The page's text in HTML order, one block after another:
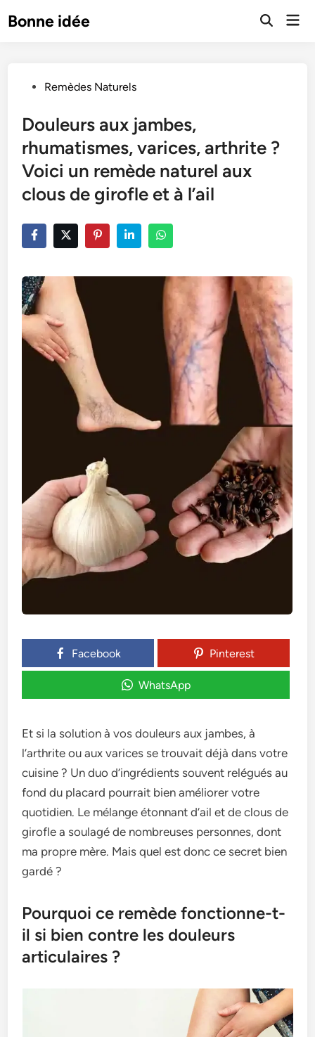
toBonne idée
Open
PostedRemèdes Naturels
Douleurs aux jambes,
rhumatismes, varices, arthrite ?
Voici un remède naturel aux
clous de girofle et à l’ail
Facebook Pinterest
WhatsApp
Et si la solution à vos douleurs aux jambes, à
l’arthrite ou aux varices se trouvait déjà dans votre
cuisine ? Un duo d’ingrédients souvent relégués au
fond du placard pourrait bien améliorer votre
quotidien. Le mélange étonnant d’ail et de clous de
girofle a soulagé de nombreuses personnes, dont
ma propre mère. Mais quel est donc ce secret bien
gardé ?
Pourquoi ce remède fonctionne-t-
il si bien contre les douleurs
articulaires ?